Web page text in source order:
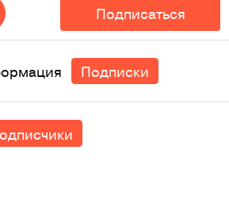
Подписаться
Подписки